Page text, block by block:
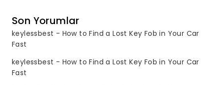
Son Yorumlar
keylessbest - How to Find a Lost Key Fob in Your Car
Fast
keylessbest - How to Find a Lost Key Fob in Your Car
Fast